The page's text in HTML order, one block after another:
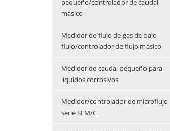
pequeño/controlador de caudal
másico
Medidor de flujo de gas de bajo
flujo/controlador de flujo másico
Medidor de caudal pequeño para
líquidos corrosivos
Medidor/controlador de microflujo
serie SFM/C